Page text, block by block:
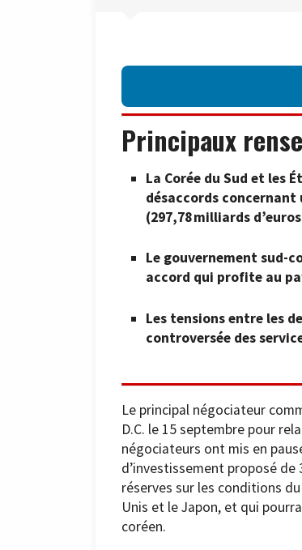
Principaux
La Corée du Sud et les
désaccords concernant
(297,78 milliards
Le gouvernement sud-
accord qui profite au
Les tensions entre les
controversée des
Le principal négociateur
D.C. le 15 septembre pour
négociateurs ont mis en
d’investissement proposé de
réserves sur les conditions
Unis et le Japon, et qui
coréen.